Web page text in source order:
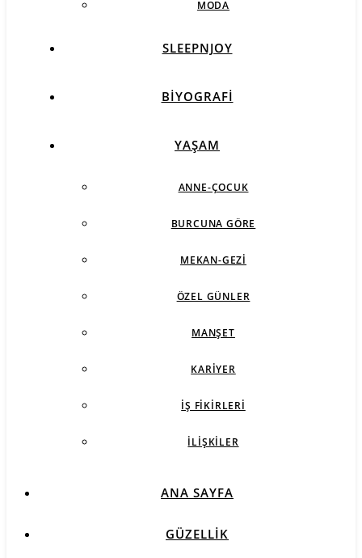
MODA
SLEEPNJOY
BIYOGRAFI
YAŞAM
ANNE-ÇOCUK
BURCUNA GÖRE
MEKAN-GEZI
ÖZEL GÜNLER
MANŞET
KARIYER
İŞ FIKIRLERI
İLIŞKILER
ANA SAYFA
GÜZELLIK